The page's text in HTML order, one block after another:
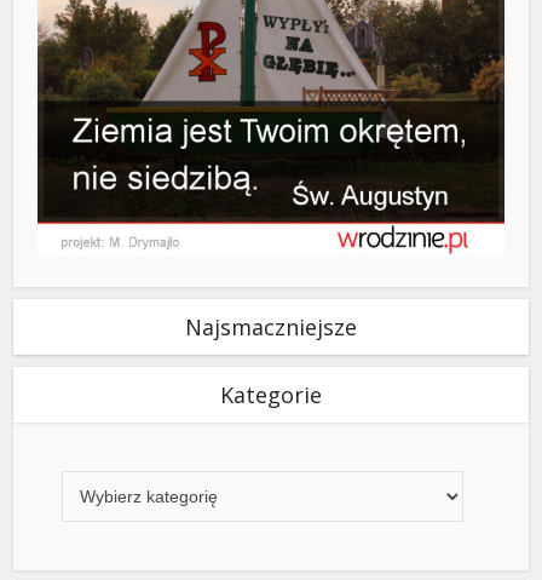
Najsmaczniejsze
Kategorie